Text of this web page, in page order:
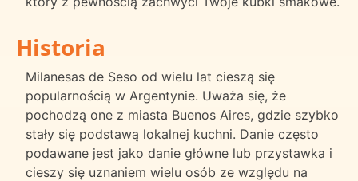
Historia
Milanesas de Seso od wielu lat cieszą się
popularnością w Argentynie. Uważa się, że
pochodzą one z miasta Buenos Aires, gdzie szybko
stały się podstawą lokalnej kuchni. Danie często
podawane jest jako danie główne lub przystawka i
cieszy się uznaniem wielu osób ze względu na